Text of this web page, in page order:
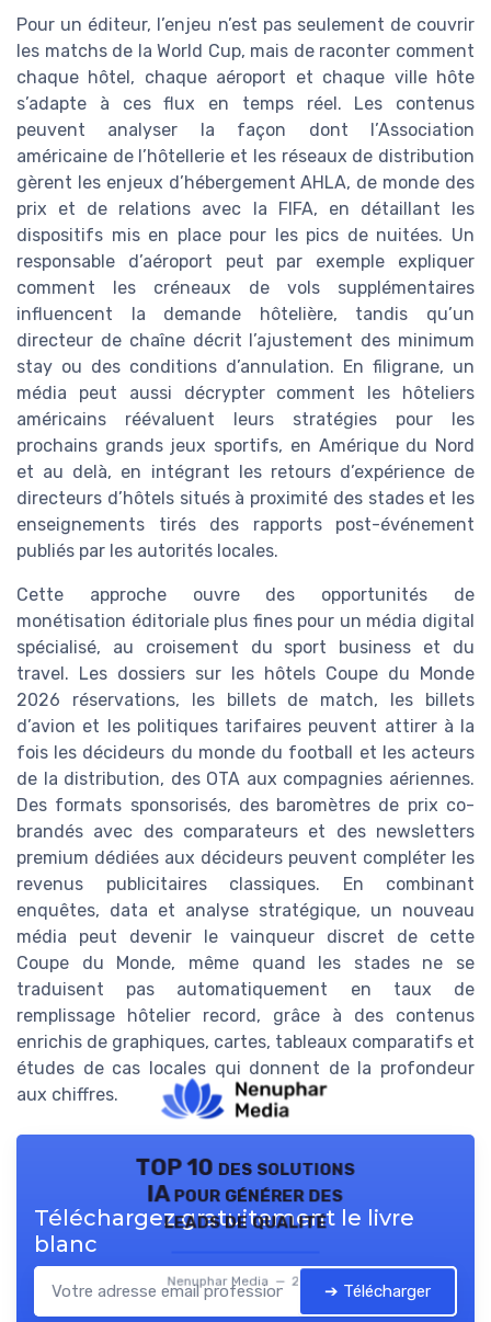
Pour un éditeur, l’enjeu n’est pas seulement de couvrir
les matchs de la World Cup, mais de raconter comment
chaque hôtel, chaque aéroport et chaque ville hôte
s’adapte à ces flux en temps réel. Les contenus
peuvent analyser la façon dont l’Association
américaine de l’hôtellerie et les réseaux de distribution
gèrent les enjeux d’hébergement AHLA, de monde des
prix et de relations avec la FIFA, en détaillant les
dispositifs mis en place pour les pics de nuitées. Un
responsable d’aéroport peut par exemple expliquer
comment les créneaux de vols supplémentaires
influencent la demande hôtelière, tandis qu’un
directeur de chaîne décrit l’ajustement des minimum
stay ou des conditions d’annulation. En filigrane, un
média peut aussi décrypter comment les hôteliers
américains réévaluent leurs stratégies pour les
prochains grands jeux sportifs, en Amérique du Nord
et au delà, en intégrant les retours d’expérience de
directeurs d’hôtels situés à proximité des stades et les
enseignements tirés des rapports post-événement
publiés par les autorités locales.
Cette approche ouvre des opportunités de
monétisation éditoriale plus fines pour un média digital
spécialisé, au croisement du sport business et du
travel. Les dossiers sur les hôtels Coupe du Monde
2026 réservations, les billets de match, les billets
d’avion et les politiques tarifaires peuvent attirer à la
fois les décideurs du monde du football et les acteurs
de la distribution, des OTA aux compagnies aériennes.
Des formats sponsorisés, des baromètres de prix co-
brandés avec des comparateurs et des newsletters
premium dédiées aux décideurs peuvent compléter les
revenus publicitaires classiques. En combinant
enquêtes, data et analyse stratégique, un nouveau
média peut devenir le vainqueur discret de cette
Coupe du Monde, même quand les stades ne se
traduisent pas automatiquement en taux de
remplissage hôtelier record, grâce à des contenus
enrichis de graphiques, cartes, tableaux comparatifs et
études de cas locales qui donnent de la profondeur
aux chiffres.
TOP 10 des solutions
IA pour générer des
leads de qualité
Nenuphar Media — 2026
Téléchargez gratuitement le livre
blanc
➔ Télécharger